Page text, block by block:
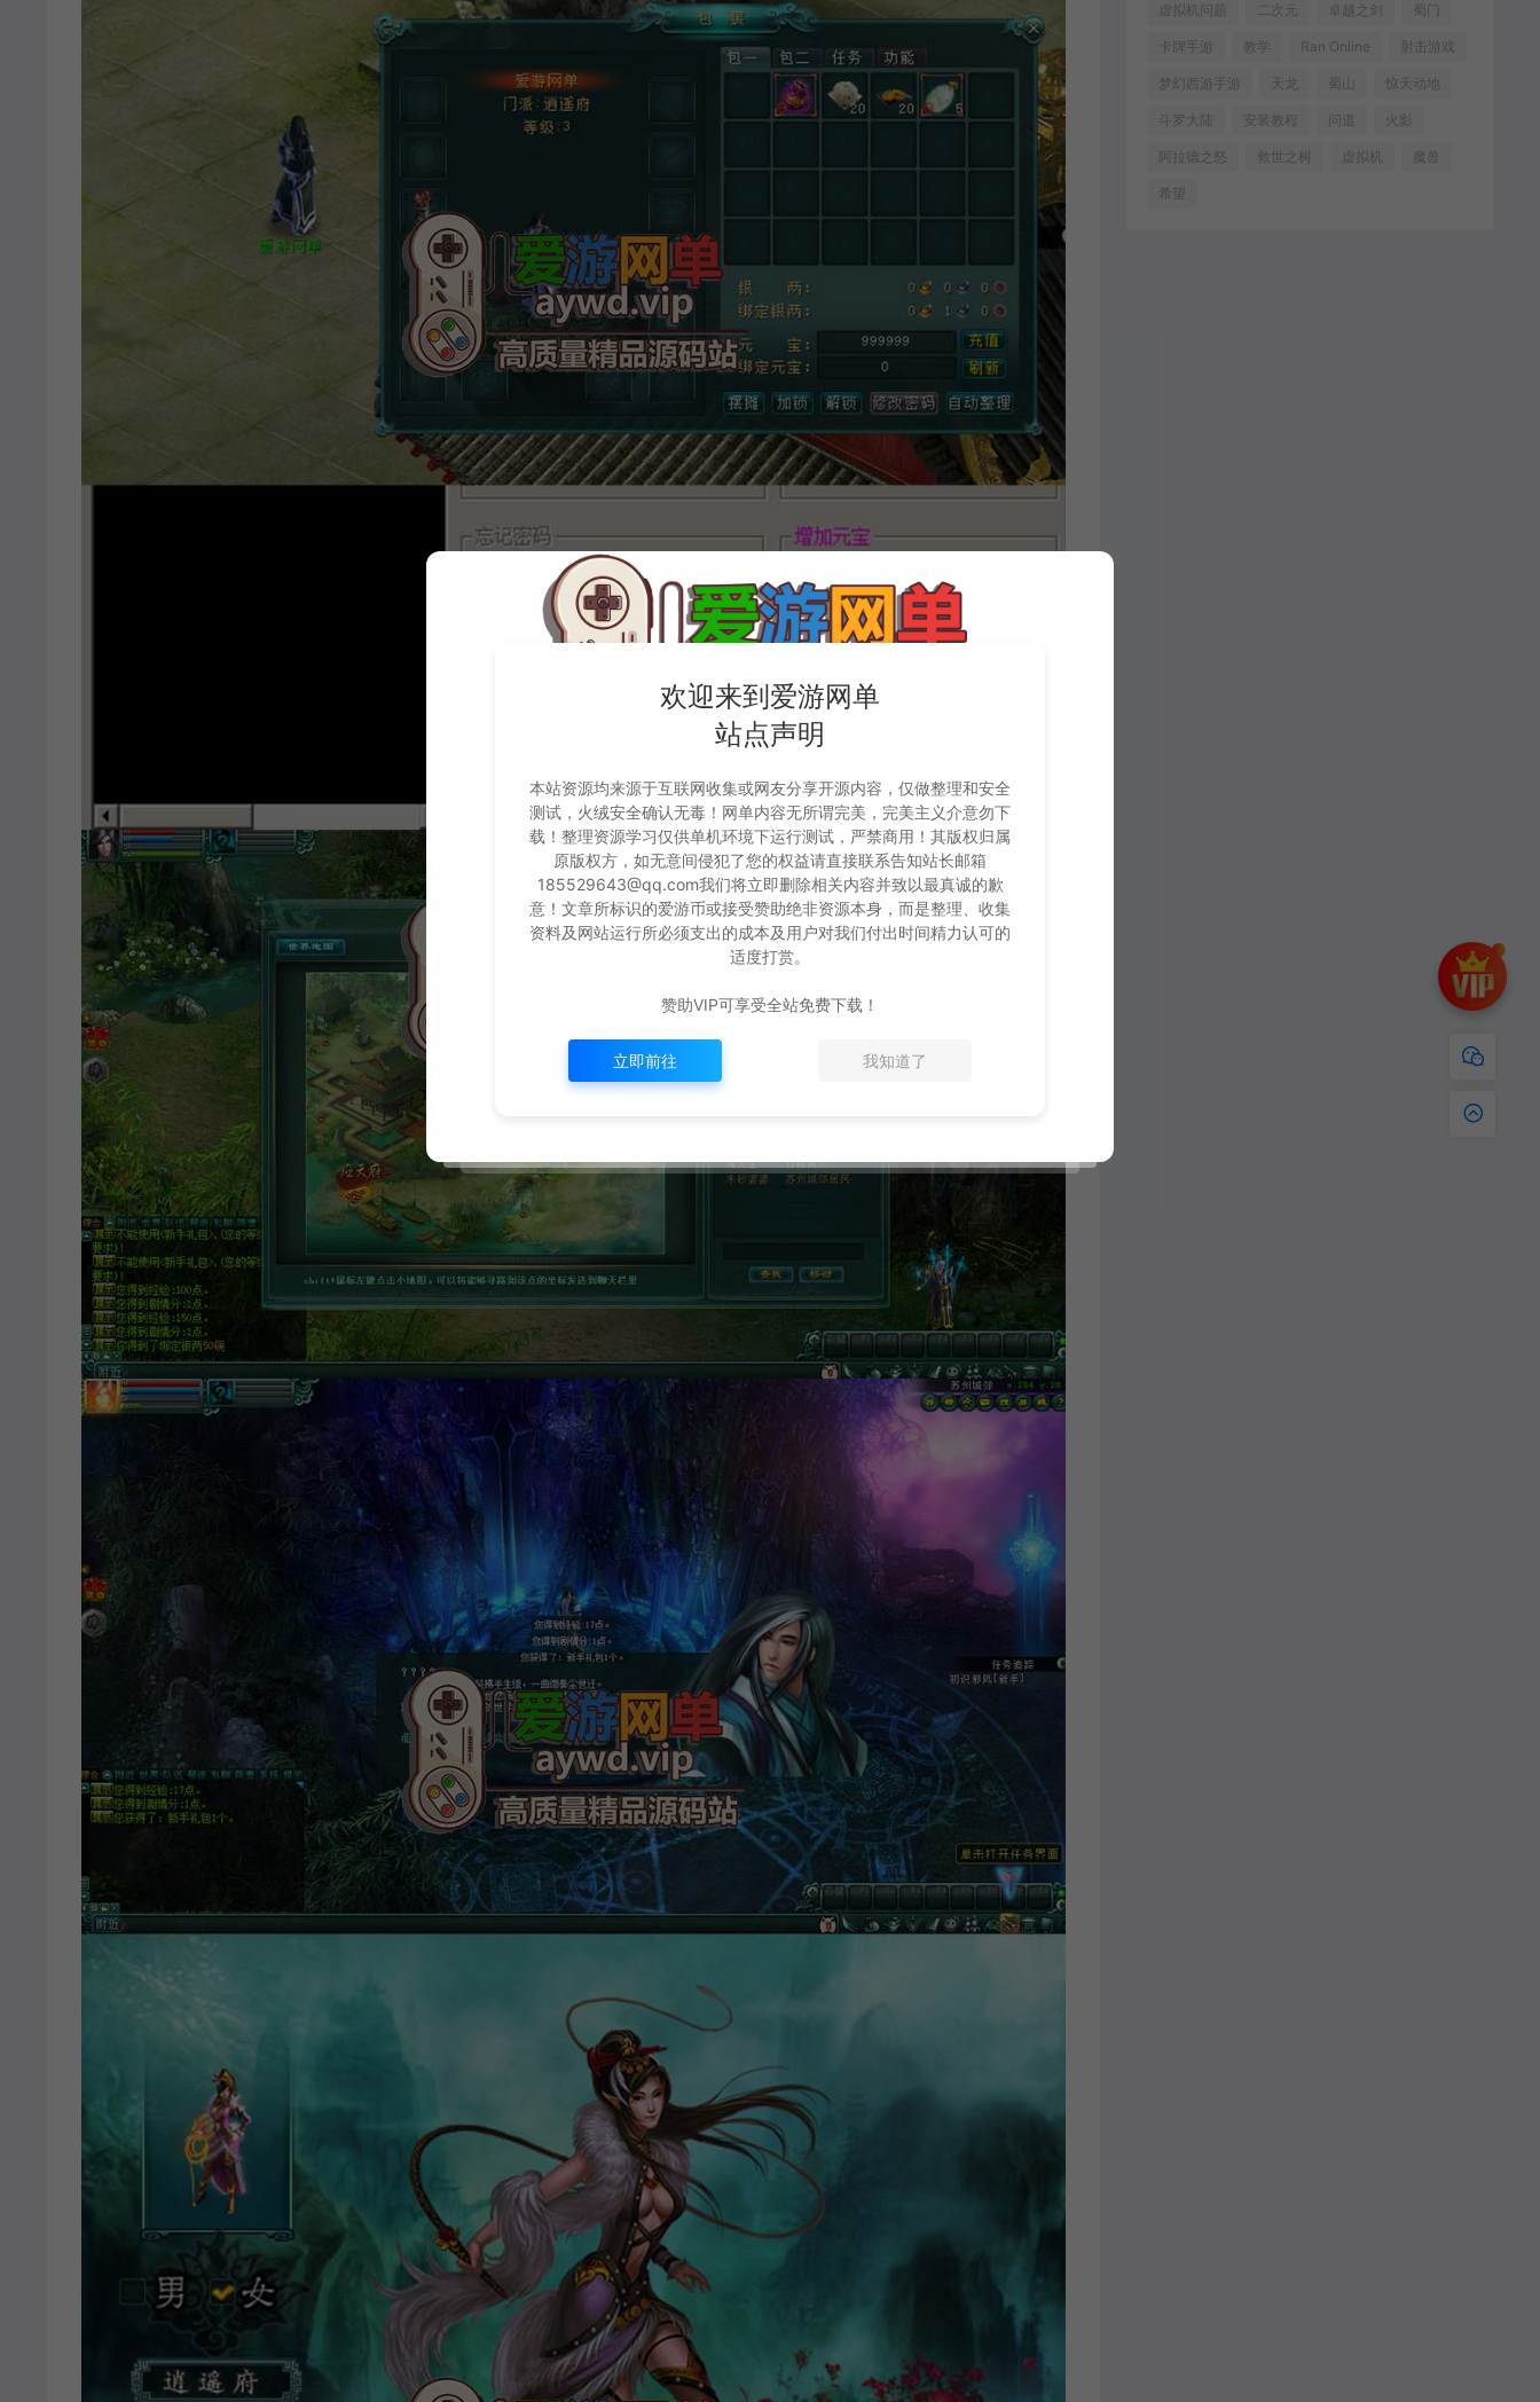
虚拟机问题 二次元 卓越之剑 蜀门
卡牌手游 教学 Ran Online 射击游戏
梦幻西游手游 天龙 蜀山 惊天动地
斗罗大陆 安装教程 问道 火影
阿拉德之怒 救世之树 虚拟机 魔兽
希望
欢迎来到爱游网单
站点声明
本站资源均来源于互联网收集或网友分享开源内容，仅做整理和安全
测试，火绒安全确认无毒！网单内容无所谓完美，完美主义介意勿下
载！整理资源学习仅供单机环境下运行测试，严禁商用！其版权归属
原版权方，如无意间侵犯了您的权益请直接联系告知站长邮箱
185529643@qq.com我们将立即删除相关内容并致以最真诚的歉
意！文章所标识的爱游币或接受赞助绝非资源本身，而是整理、收集
资料及网站运行所必须支出的成本及用户对我们付出时间精力认可的
适度打赏。
赞助VIP可享受全站免费下载！
立即前往 我知道了